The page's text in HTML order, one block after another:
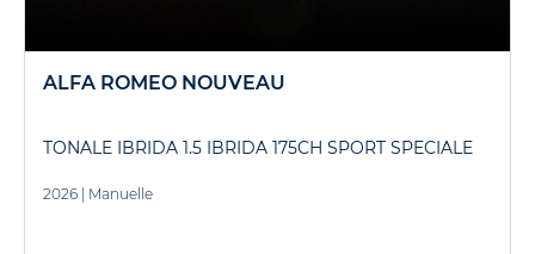
ALFA ROMEO NOUVEAU
TONALE IBRIDA 1.5 IBRIDA 175CH SPORT SPECIALE
2026 Manuelle